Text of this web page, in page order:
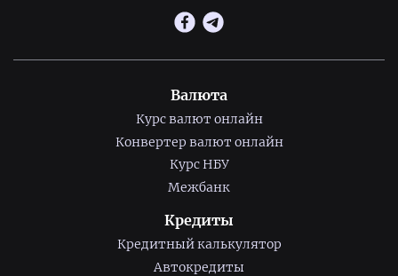
Валюта
Курс валют онлайн
Конвертер валют онлайн
Курс НБУ
Межбанк
Кредиты
Кредитный калькулятор
Автокредиты